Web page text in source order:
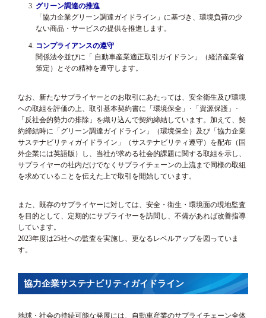
グリーン調達の推進
「協力企業グリーン調達ガイドライン」に基づき、環境負荷の少
ない商品・サービスの提供を推進します。
コンプライアンスの遵守
関係法令並びに「 自動車産業適正取引ガイドラン」（経済産業省
策定）とその精神を遵守します。
なお、新たなサプライヤーとのお取引にあたっては、安全衛生及び環境
への取組を評価の上、取引基本契約書に「環境保全」･「資源保護」･
「反社会的勢力の排除」を織り込んで契約締結しています。加えて、契
約締結時に「グリーン調達ガイドライン」（環境保全）及び「協力企業
サステナビリティガイドライン」（サステナビリティ遵守）を配布（国
外企業には英語版）し、当社が求める社会的課題に関する取組を示し、
サプライヤーの社内だけでなくサプライチェーンの上流まで同様の取組
を求めていることを伝えた上で取引を開始しています。
また、既存のサプライヤーに対しては、安全・衛生・環境面の現地監査
を目的として、定期的にサプライヤーを訪問し、不備があれば改善指導
しています。
2023年度は25社への監査を実施し、更なるレベルアップを図っていま
す。
協力企業サステナビリティガイドライン
地球・社会の持続可能な発展には、自動車産業のサプライチェーン全体